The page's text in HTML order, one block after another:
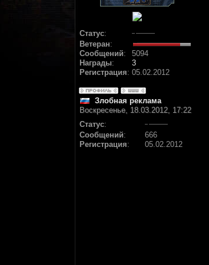
Статус:
Ветеран:
Сообщений:
5094
Награды:
3
Регистрация: 05.02.2012
Злобная реклама
Воскресенье, 18.03.2012, 17:22
Статус:
Сообщений:
666
Регистрация: 05.02.2012